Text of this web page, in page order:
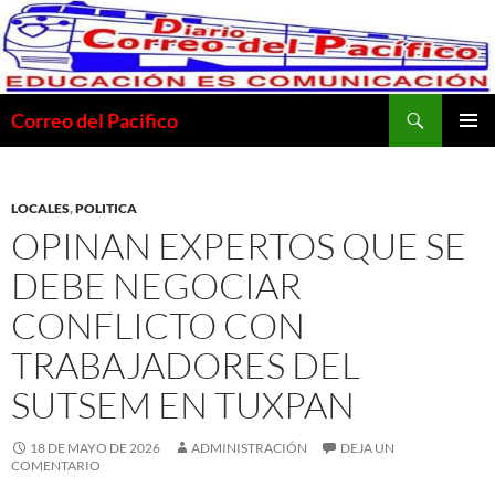
Saltar
al
contenido
Correo del Pacifico
LOCALES,POLITICA
OPINAN EXPERTOS QUE SE
DEBE NEGOCIAR
CONFLICTO CON
TRABAJADORES DEL
SUTSEM EN TUXPAN
18 DE MAYO DE 2026 ADMINISTRACIÓN
DEJA UN
COMENTARIO